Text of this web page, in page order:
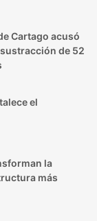
Cartago acusó
de 52
el
la
más